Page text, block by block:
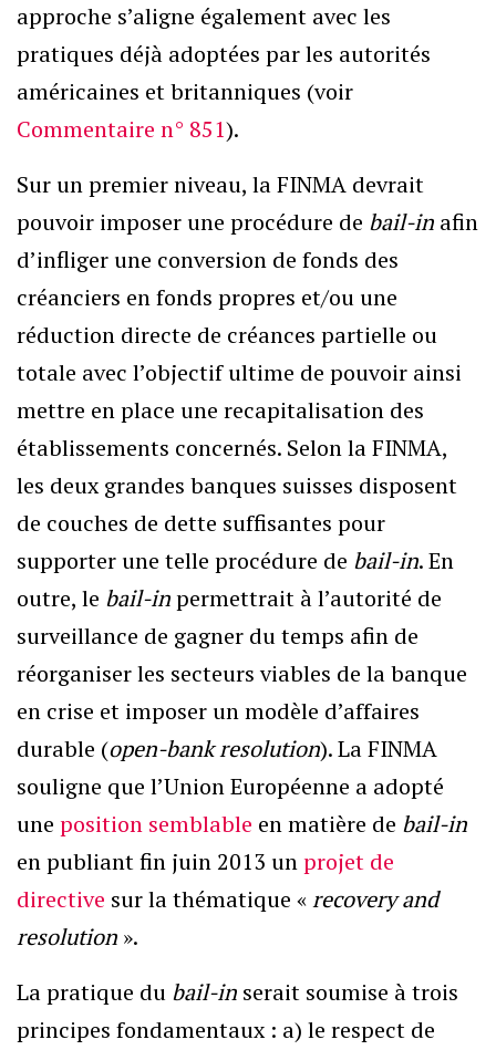
approche s’aligne également avec les
pratiques déjà adoptées par les autorités
américaines et britanniques (voir
Commentaire n° 851).
Sur un premier niveau, la FINMA devrait
pouvoir imposer une procédure de bail-in afin
d’infliger une conversion de fonds des
créanciers en fonds propres et/ou une
réduction directe de créances partielle ou
totale avec l’objectif ultime de pouvoir ainsi
mettre en place une recapitalisation des
établissements concernés. Selon la FINMA,
les deux grandes banques suisses disposent
de couches de dette suffisantes pour
supporter une telle procédure de bail-in. En
outre, le bail-inpermettrait à l’autorité de
surveillance de gagner du temps afin de
réorganiser les secteurs viables de la banque
en crise et imposer un modèle d’affaires
durable (open-bank resolution). La FINMA
souligne que l’Union Européenne a adopté
une position semblable en matière de bail-in
en publiant fin juin 2013 unprojet de
directive sur la thématique «recovery and
resolution ».
La pratique du bail-in serait soumise à trois
principes fondamentaux : a) le respect de